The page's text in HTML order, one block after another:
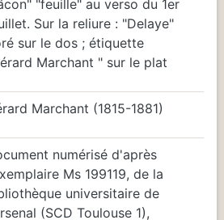
"feuille" au verso du 1er
Sur la reliure : "Delaye"
sur le dos ; étiquette
Marchant " sur le plat
Marchant (1815-1881)
numérisé d'après
Ms 199119, de la
universitaire de
(SCD Toulouse 1),